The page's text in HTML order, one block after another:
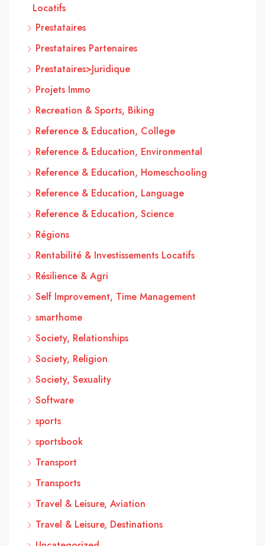
Locatifs
Prestataires
Prestataires Partenaires
Prestataires>Juridique
Projets Immo
Recreation & Sports, Biking
Reference & Education, College
Reference & Education, Environmental
Reference & Education, Homeschooling
Reference & Education, Language
Reference & Education, Science
Régions
Rentabilité & Investissements Locatifs
Résilience & Agri
Self Improvement, Time Management
smarthome
Society, Relationships
Society, Religion
Society, Sexuality
Software
sports
sportsbook
Transport
Transports
Travel & Leisure, Aviation
Travel & Leisure, Destinations